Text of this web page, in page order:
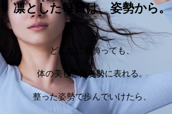
凛とした毎日は、姿勢から。
どんなに着飾っても、
体の美しさは姿勢に表れる。
整った姿勢で歩んでいけたら、